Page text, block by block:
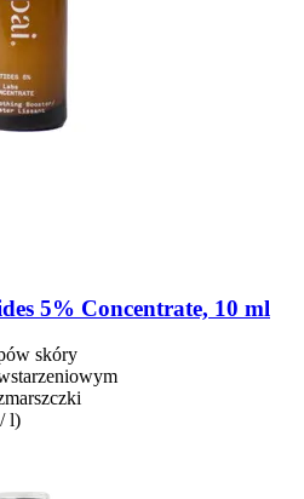
5% Concentrate, 10 ml
skóry
l)